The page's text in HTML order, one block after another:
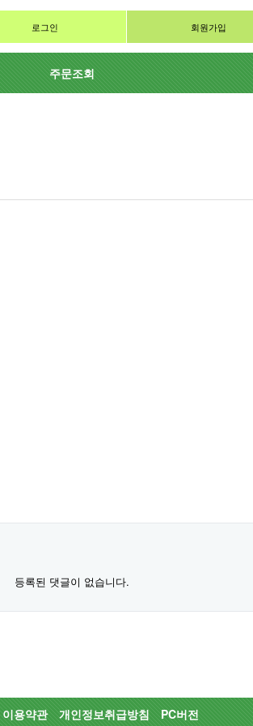
로그인 회원가입
주문조회
등록된 댓글이 없습니다.
이용약관 개인정보취급방침 PC버전